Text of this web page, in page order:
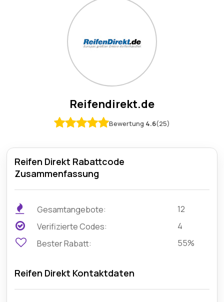
Reifendirekt.de
Bewertung 4.6(25)
Reifen Direkt Rabattcode
Zusammenfassung
Gesamtangebote:
12
Verifizierte Codes:
4
Bester Rabatt:
55%
Reifen Direkt Kontaktdaten